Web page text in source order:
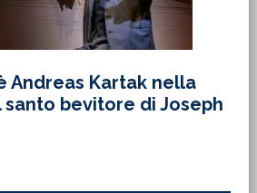
Andreas Kartak nella
bevitore di Joseph